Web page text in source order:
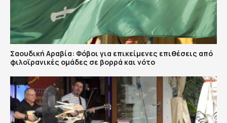
Σαουδική Αραβία: Φόβοι για επικείμενες επιθέσεις από
φιλοϊρανικές ομάδες σε βορρά και νότο